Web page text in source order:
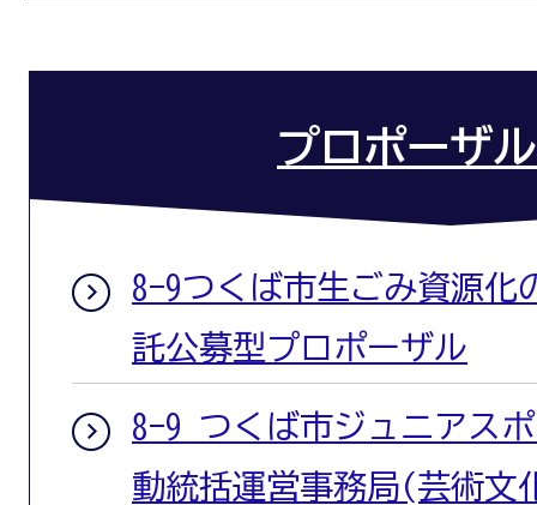
プロポーザ
8-9つくば市生ごみ資源化
託公募型プロポーザル
8-9 つくば市ジュニアス
動統括運営事務局(芸術文